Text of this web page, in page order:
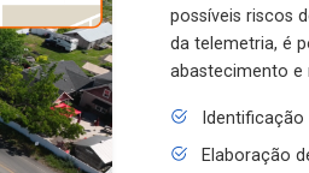
possíveis riscos
da telemetria, é
abastecimento e
Identificação
Elaboração